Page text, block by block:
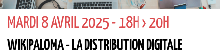
MARDI 8 AVRIL 2025 - 18H › 20H
WIKIPALOMA - LA DISTRIBUTION DIGITALE